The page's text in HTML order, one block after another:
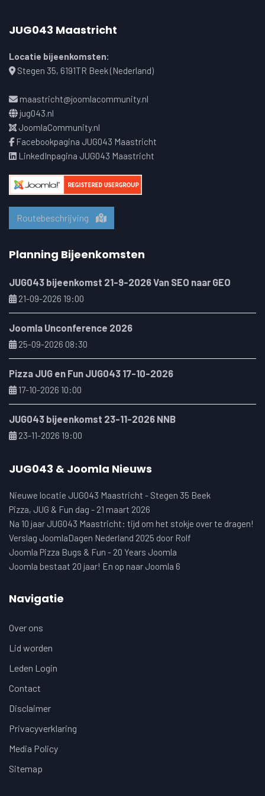
JUG043 Maastricht
Locatie bijeenkomsten:
Stegen 35, 6191TR Beek (Nederland)
maastricht@joomlacommunity.nl
jug043.nl
JoomlaCommunity.nl
Facebookpagina JUG043 Maastricht
LinkedInpagina JUG043 Maastricht
Routebeschrijving
Planning Bijeenkomsten
JUG043 bijeenkomst 21-9-2026 Van SEO naar GEO
21-09-2026 19:00
Joomla Unconference 2026
25-09-2026 08:30
Pizza JUG en Fun JUG043 17-10-2026
17-10-2026 10:00
JUG043 bijeenkomst 23-11-2026 NNB
23-11-2026 19:00
JUG043 & Joomla Nieuws
Nieuwe locatie JUG043 Maastricht - Stegen 35 Beek
Pizza, JUG & Fun dag - 21 maart 2026
Na 10 jaar JUG043 Maastricht: tijd om het stokje over te dragen!
Verslag JoomlaDagen Nederland 2025 door Rolf
Joomla Pizza Bugs & Fun - 20 Years Joomla
Joomla bestaat 20 jaar! En op naar Joomla 6
Navigatie
Over ons
Lid worden
Leden Login
Contact
Disclaimer
Privacyverklaring
Media Policy
Sitemap